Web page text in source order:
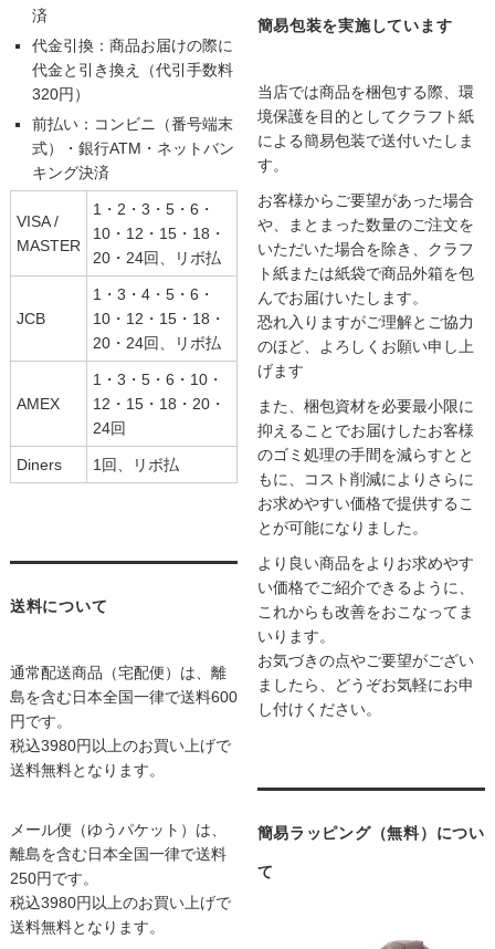
済
代金引換：商品お届けの際に
代金と引き換え（代引手数料
320円）
前払い：コンビニ（番号端末
式）・銀行ATM・ネットバン
キング決済
VISA /
MASTER
1・2・3・5・6・
10・12・15・18・
20・24回、リボ払
JCB
1・3・4・5・6・
10・12・15・18・
20・24回、リボ払
AMEX
1・3・5・6・10・
12・15・18・20・
24回
Diners 1回、リボ払
送料について
通常配送商品（宅配便）は、離
島を含む日本全国一律で送料600
円です。
税込3980円以上のお買い上げで
送料無料となります。
メール便（ゆうパケット）は、
離島を含む日本全国一律で送料
250円です。
税込3980円以上のお買い上げで
送料無料となります。
簡易包装を実施しています
当店では商品を梱包する際、環
境保護を目的としてクラフト紙
による簡易包装で送付いたしま
す。
お客様からご要望があった場合
や、まとまった数量のご注文を
いただいた場合を除き、クラフ
ト紙または紙袋で商品外箱を包
んでお届けいたします。
恐れ入りますがご理解とご協力
のほど、よろしくお願い申し上
げます
また、梱包資材を必要最小限に
抑えることでお届けしたお客様
のゴミ処理の手間を減らすとと
もに、コスト削減によりさらに
お求めやすい価格で提供するこ
とが可能になりました。
より良い商品をよりお求めやす
い価格でご紹介できるように、
これからも改善をおこなってま
いります。
お気づきの点やご要望がござい
ましたら、どうぞお気軽にお申
し付けください。
簡易ラッピング（無料）につい
て